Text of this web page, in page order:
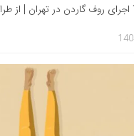
0 تا 100 اجرای روف گاردن در تهران |